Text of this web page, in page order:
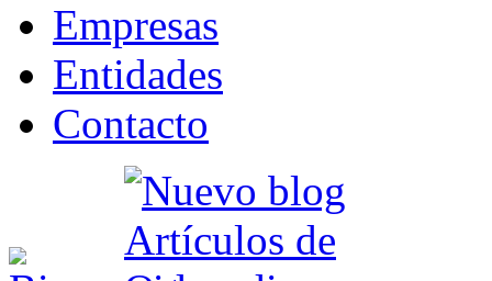
Empresas
Entidades
Contacto